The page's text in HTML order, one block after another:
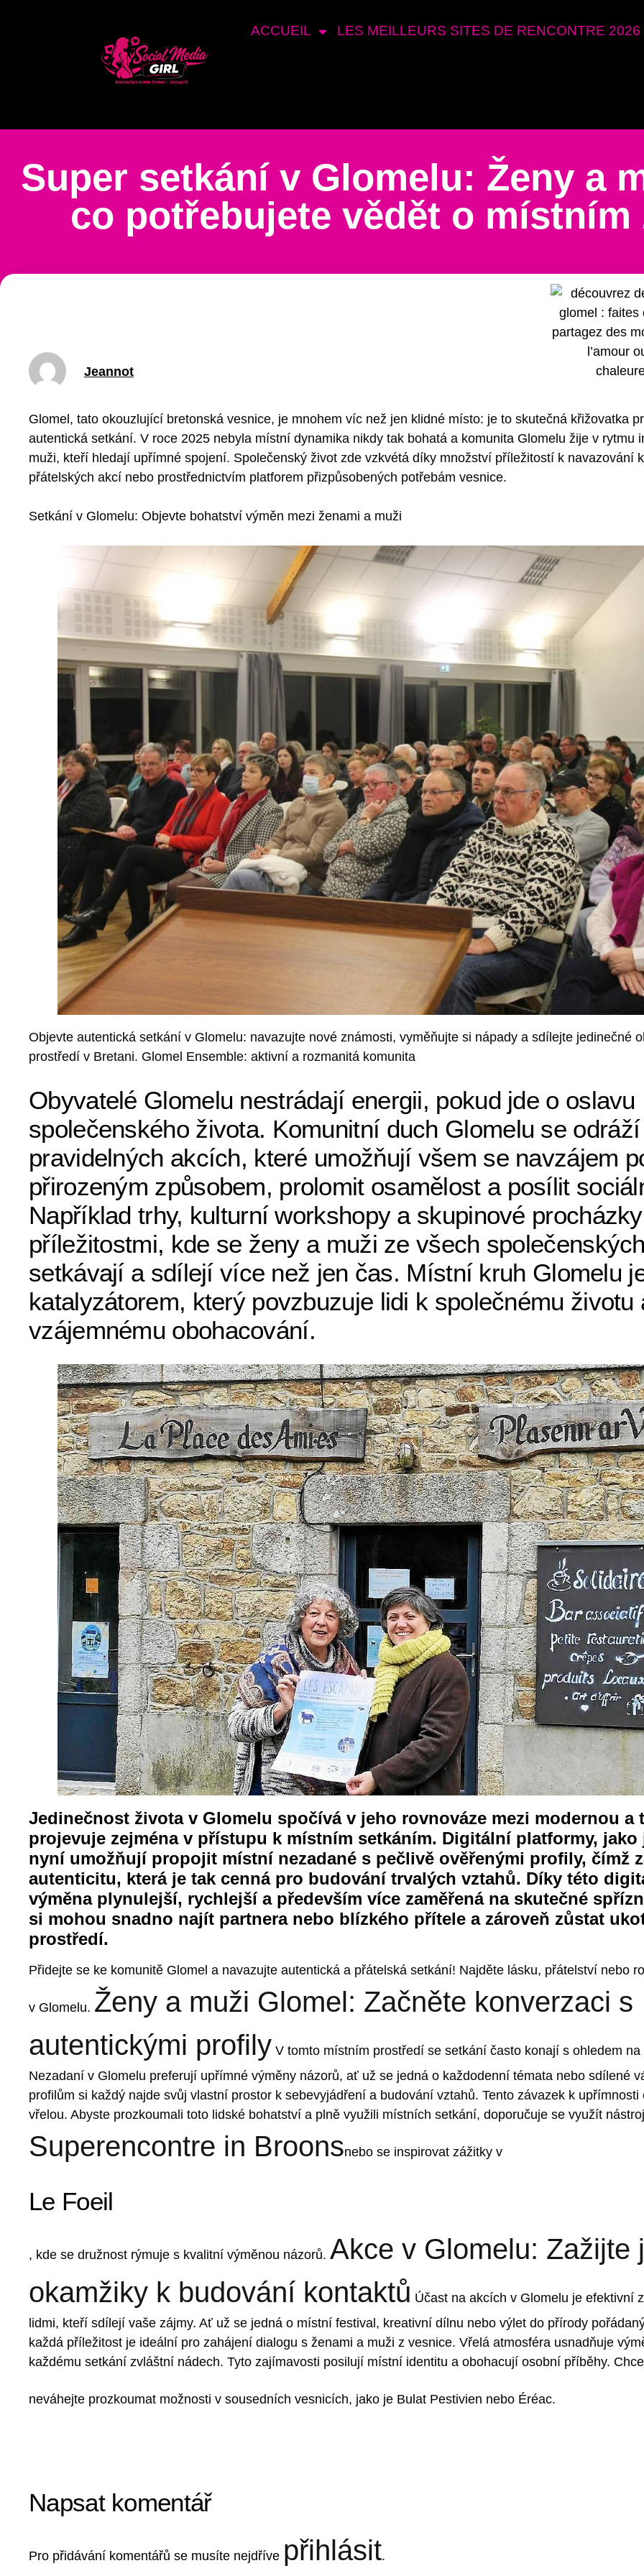
ACCUEIL LES MEILLEURS SITES DE RENCONTRE 2026
Super setkání v Glomelu: Ženy a
co potřebujete vědět o místním
Jeannot
Glomel, tato okouzlující bretonská vesnice, je mnohem víc než jen klidné místo: je to skutečná křižovatka
autentická setkání. V roce 2025 nebyla místní dynamika nikdy tak bohatá a komunita Glomelu žije v rytmu
muži, kteří hledají upřímné spojení. Společenský život zde vzkvétá díky množství příležitostí k navazování
přátelských akcí nebo prostřednictvím platforem přizpůsobených potřebám vesnice.
Setkání v Glomelu: Objevte bohatství výměn mezi ženami a muži
Objevte autentická setkání v Glomelu: navazujte nové známosti, vyměňujte si nápady a sdílejte jedinečné
prostředí v Bretani. Glomel Ensemble: aktivní a rozmanitá komunita
Obyvatelé Glomelu nestrádají energii, pokud jde o oslavu
společenského života. Komunitní duch Glomelu se
pravidelných akcích, které umožňují všem se navzájem
přirozeným způsobem, prolomit osamělost a posílit
Například trhy, kulturní workshopy a skupinové
příležitostmi, kde se ženy a muži ze všech
setkávají a sdílejí více než jen čas. Místní kruh Glomelu
katalyzátorem, který povzbuzuje lidi k společnému životu
vzájemnému obohacování.
Jedinečnost života v Glomelu spočívá v jeho rovnováze mezi modernou a
projevuje zejména v přístupu k místním setkáním. Digitální platformy, jako
nyní umožňují propojit místní nezadané s pečlivě ověřenými profily, čímž
autenticitu, která je tak cenná pro budování trvalých vztahů. Díky této
výměna plynulejší, rychlejší a především více zaměřená na skutečné
si mohou snadno najít partnera nebo blízkého přítele a zároveň zůstat
prostředí.
Přidejte se ke komunitě Glomel a navazujte autentická a přátelská setkání! Najděte lásku, přátelství nebo
v Glomelu. Ženy a muži Glomel: Začněte konverzaci s
autentickými profily V tomto místním prostředí se setkání často konají s ohledem
Nezadaní v Glomelu preferují upřímné výměny názorů, ať už se jedná o každodenní témata nebo sdílené
profilům si každý najde svůj vlastní prostor k sebevyjádření a budování vztahů. Tento závazek k
vřelou. Abyste prozkoumali toto lidské bohatství a plně využili místních setkání, doporučuje se využít
Superencontre in Broonsnebo se inspirovat zážitky v
Le Foeil
, kde se družnost rýmuje s kvalitní výměnou názorů. Akce v Glomelu: Zažijte
okamžiky k budování kontaktů Účast na akcích v Glomelu je efektivní
lidmi, kteří sdílejí vaše zájmy. Ať už se jedná o místní festival, kreativní dílnu nebo výlet do přírody
každá příležitost je ideální pro zahájení dialogu s ženami a muži z vesnice. Vřelá atmosféra usnadňuje
každému setkání zvláštní nádech. Tyto zajímavosti posilují místní identitu a obohacují osobní příběhy.
neváhejte prozkoumat možnosti v sousedních vesnicích, jako je Bulat Pestivien nebo Éréac.
Napsat komentář
Pro přidávání komentářů se musíte nejdříve přihlásit.